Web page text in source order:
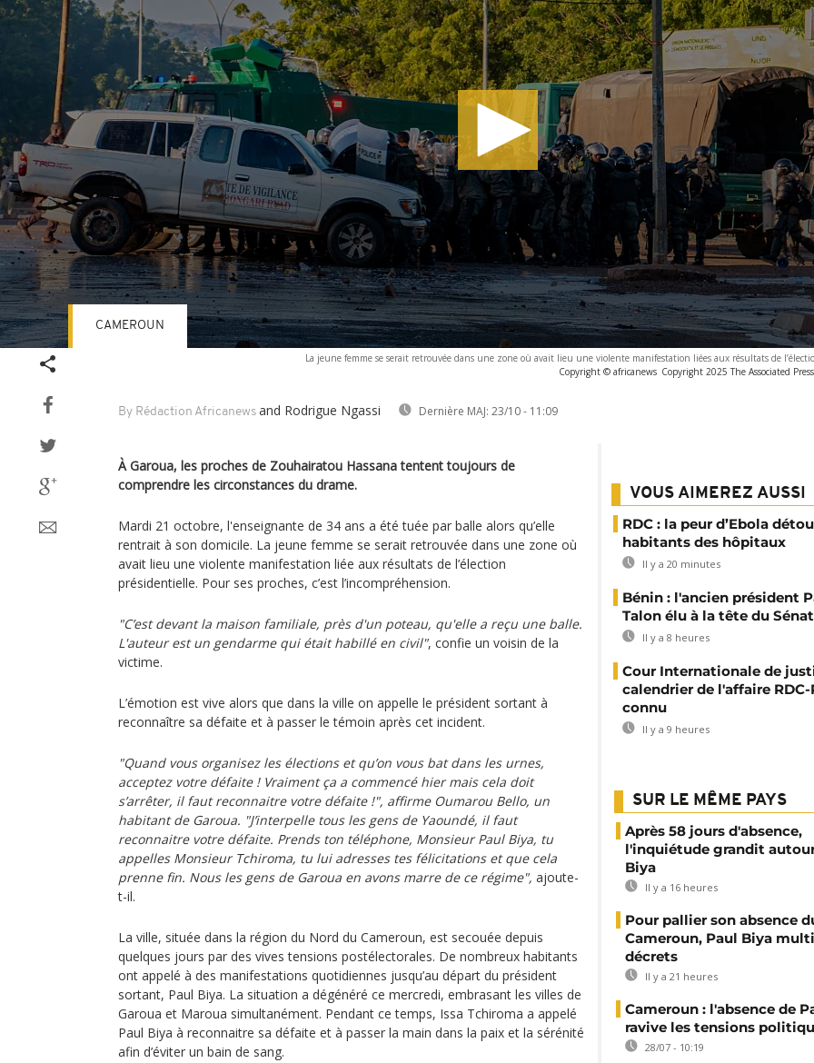
La jeune femme se serait retrouvée dans une zone où avait lieu une violente manifestation liées aux résultats de
Copyright © africanews Copyright 2025 The Associated
By Rédaction Africanews and Rodrigue Ngassi Dernière MAJ: 23/10 - 11:09
CAMEROUN
À Garoua, les proches de Zouhairatou Hassana tentent toujours de
comprendre les circonstances du drame.
Mardi 21 octobre, l'enseignante de 34 ans a été tuée par balle alors qu’elle
rentrait à son domicile. La jeune femme se serait retrouvée dans une zone où
avait lieu une violente manifestation liée aux résultats de l’élection
présidentielle. Pour ses proches, c’est l’incompréhension.
"C’est devant la maison familiale, près d'un poteau, qu'elle a reçu une balle.
L'auteur est un gendarme qui était habillé en civil", confie un voisin de la
victime.
L’émotion est vive alors que dans la ville on appelle le président sortant à
reconnaître sa défaite et à passer le témoin après cet incident.
"Quand vous organisez les élections et qu’on vous bat dans les urnes,
acceptez votre défaite ! Vraiment ça a commencé hier mais cela doit
s’arrêter, il faut reconnaitre votre défaite !", affirme Oumarou Bello, un
habitant de Garoua. "J’interpelle tous les gens de Yaoundé, il faut
reconnaitre votre défaite. Prends ton téléphone, Monsieur Paul Biya, tu
appelles Monsieur Tchiroma, tu lui adresses tes félicitations et que cela
prenne fin. Nous les gens de Garoua en avons marre de ce régime", ajoute-
t-il.
La ville, située dans la région du Nord du Cameroun, est secouée depuis
quelques jours par des vives tensions postélectorales. De nombreux habitants
ont appelé à des manifestations quotidiennes jusqu’au départ du président
sortant, Paul Biya. La situation a dégénéré ce mercredi, embrasant les villes de
Garoua et Maroua simultanément. Pendant ce temps, Issa Tchiroma a appelé
Paul Biya à reconnaitre sa défaite et à passer la main dans la paix et la sérénité
afin d’éviter un bain de sang.
VOUS AIMEREZ AUSSI
RDC : la peur d’Ebola
habitants des hôpitaux
Il y a 20 minutes
Bénin : l'ancien président
Talon élu à la tête du Sénat
Il y a 8 heures
Cour Internationale de
calendrier de l'affaire
connu
Il y a 9 heures
SUR LE MÊME PAYS
Après 58 jours d'absence,
l'inquiétude grandit
Biya
Il y a 16 heures
Pour pallier son absence
Cameroun, Paul Biya
décrets
Il y a 21 heures
Cameroun : l'absence de
ravive les tensions
28/07 - 10:19